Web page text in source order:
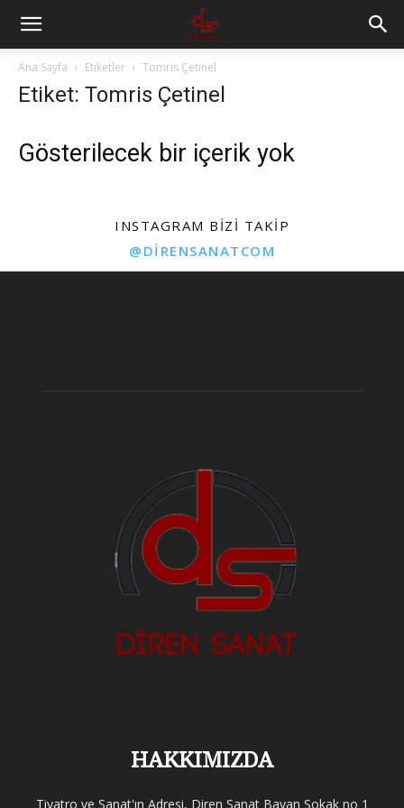
Ana Sayfa Etiketler Tomris Çetinel
Etiket: Tomris Çetinel
Gösterilecek bir içerik yok
INSTAGRAM BIZI TAKIP
@DIRENSANATCOM
HAKKIMIZDA
Tiyatro ve Sanat'ın Adresi, Diren Sanat Bayan Sokak no 1